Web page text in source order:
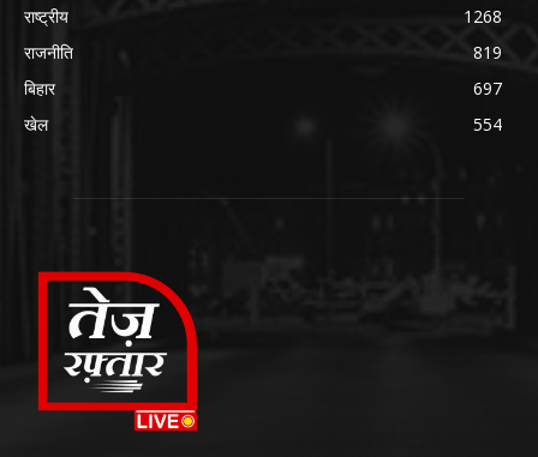
राष्ट्रीय
1268
राजनीति
819
बिहार
697
खेल
554